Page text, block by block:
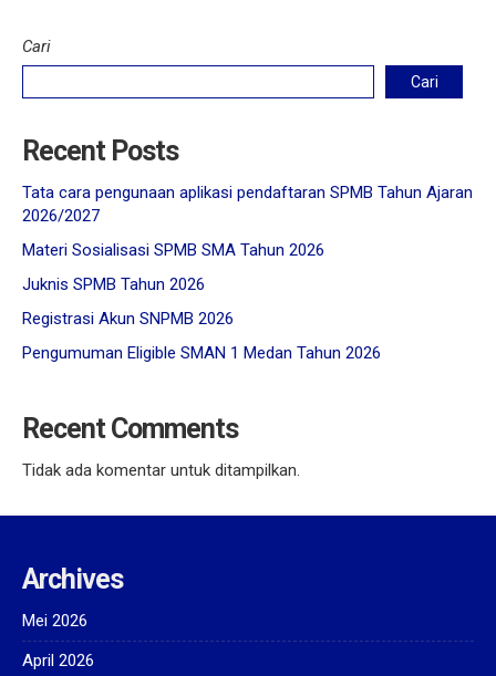
Cari
Cari
Recent Posts
Tata cara pengunaan aplikasi pendaftaran SPMB Tahun Ajaran
2026/2027
Materi Sosialisasi SPMB SMA Tahun 2026
Juknis SPMB Tahun 2026
Registrasi Akun SNPMB 2026
Pengumuman Eligible SMAN 1 Medan Tahun 2026
Recent Comments
Tidak ada komentar untuk ditampilkan.
Archives
Mei 2026
April 2026